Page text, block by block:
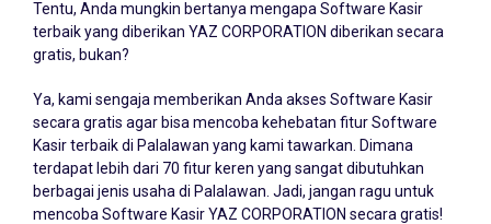
Tentu, Anda mungkin bertanya mengapa Software Kasir
terbaik yang diberikan YAZ CORPORATION diberikan secara
gratis, bukan?
Ya, kami sengaja memberikan Anda akses Software Kasir
secara gratis agar bisa mencoba kehebatan fitur Software
Kasir terbaik di Palalawan yang kami tawarkan. Dimana
terdapat lebih dari 70 fitur keren yang sangat dibutuhkan
berbagai jenis usaha di Palalawan. Jadi, jangan ragu untuk
mencoba Software Kasir YAZ CORPORATION secara gratis!